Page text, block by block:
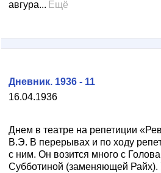
авгура... Ещё
16.04.1936
Дневник. 1936 - 11
Днем в театре на репетиции
В.Э. В перерывах и по ходу
с ним. Он возится много с
Субботиной (заменяющей Райх).